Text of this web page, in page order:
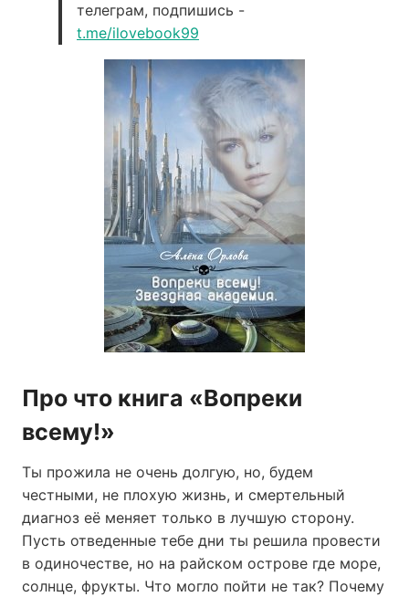
телеграм, подпишись -
t.me/ilovebook99
Про что книга «Вопреки
всему!»
Ты прожила не очень долгую, но, будем
честными, не плохую жизнь, и смертельный
диагноз её меняет только в лучшую сторону.
Пусть отведенные тебе дни ты решила провести
в одиночестве, но на райском острове где море,
солнце, фрукты. Что могло пойти не так? Почему